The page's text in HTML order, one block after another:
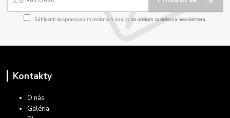
Súhlasím sospracovaním osobných údajov za účelom zasielania newslettera.
Kontakty
O nás
Galéria